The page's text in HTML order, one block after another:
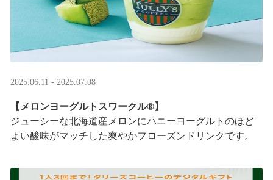
2025.06.11 - 2025.07.08
【メロンヨーグルトスワークル®】
ジューシーな北海道産メロンにハニーヨーグルトのほど
よい酸味がマッチした爽やかフローズンドリンクです。